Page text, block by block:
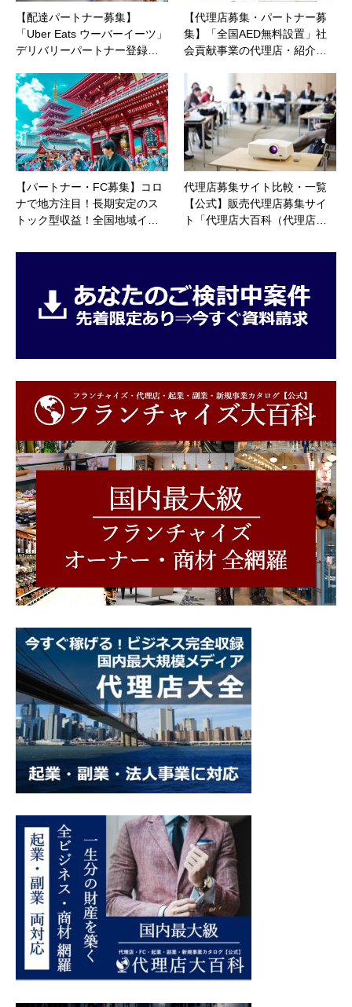
【配達パートナー募集】
「Uber Eats ウーバーイーツ」
デリバリーパートナー登録…
【代理店募集・パートナー募
集】「全国AED無料設置」社
会貢献事業の代理店・紹介…
【パートナー・FC募集】コロ
ナで地方注目！長期安定のス
トック型収益！全国地域イ…
代理店募集サイト比較・一覧
【公式】販売代理店募集サイ
ト「代理店大百科（代理店…